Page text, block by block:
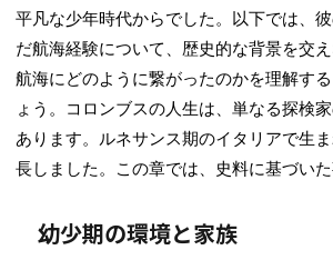
平凡な少年時代からでした。以下では、
だ航海経験について、歴史的な背景を交
航海にどのように繋がったのかを理解す
ょう。コロンブスの人生は、単なる探検
あります。ルネサンス期のイタリアで生
長しました。この章では、史料に基づい
幼少期の環境と家族